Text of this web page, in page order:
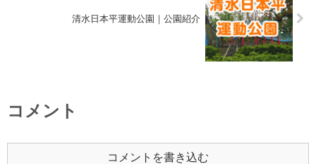
清水日本平運動公園｜公園紹介
コメント
コメントを書き込む